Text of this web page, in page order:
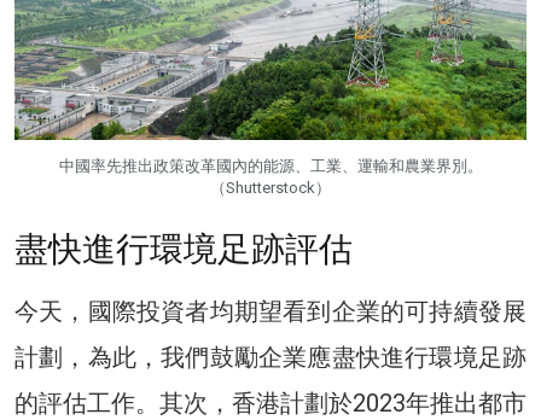
中國率先推出政策改革國內的能源、工業、運輸和農業界別。
（Shutterstock）
盡快進行環境足跡評估
今天，國際投資者均期望看到企業的可持續發展
計劃，為此，我們鼓勵企業應盡快進行環境足跡
的評估工作。其次，香港計劃於2023年推出都市